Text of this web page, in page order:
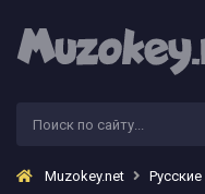
Muzokey.net Русские